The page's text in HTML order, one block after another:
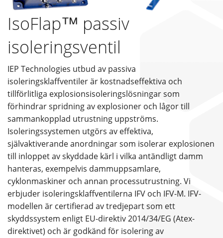
IsoFlap™ passiv
isoleringsventil
IEP Technologies utbud av passiva
isoleringsklaffventiler är kostnadseffektiva och
tillförlitliga explosionsisoleringslösningar som
förhindrar spridning av explosioner och lågor till
sammankopplad utrustning uppströms.
Isoleringssystemen utgörs av effektiva,
självaktiverande anordningar som isolerar explosionen
till inloppet av skyddade kärl i vilka antändligt damm
hanteras, exempelvis dammuppsamlare,
cyklonmaskiner och annan processutrustning. Vi
erbjuder isoleringsklaffventilerna IFV och IFV-M. IFV-
modellen är certifierad av tredjepart som ett
skyddssystem enligt EU-direktiv 2014/34/EG (Atex-
direktivet) och är godkänd för isolering av